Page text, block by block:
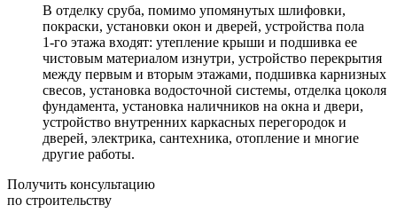
В отделку сруба, помимо упомянутых шлифовки,
покраски, установки окон и дверей, устройства пола
1‑го этажа входят: утепление крыши и подшивка ее
чистовым материалом изнутри, устройство перекрытия
между первым и вторым этажами, подшивка карнизных
свесов, установка водосточной системы, отделка цоколя
фундамента, установка наличников на окна и двери,
устройство внутренних каркасных перегородок и
дверей, электрика, сантехника, отопление и многие
другие работы.
Получить консультацию
по строительству